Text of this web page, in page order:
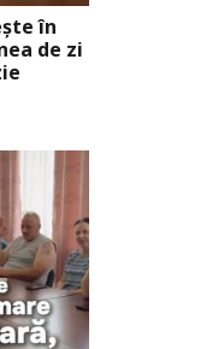
în
de zi